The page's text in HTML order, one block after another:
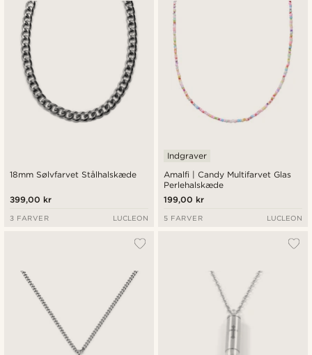
18mm Sølvfarvet Stålhalskæde
399,00 kr
3 FARVER LUCLEON
Amalfi | Candy Multifarvet Glas
Perlehalskæde
Indgraver
199,00 kr
5 FARVER LUCLEON